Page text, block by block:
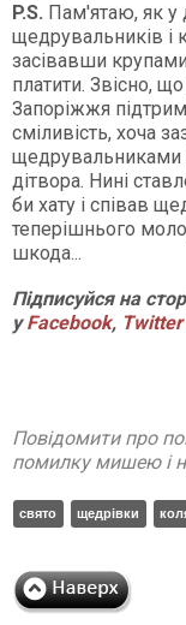
P.S. Пам'ятаю, як у
щедрувальників і
засівавши
платити. Звісно,
Запоріжжя
сміливість, хоча
щедрувальниками
дітвора. Нині
би хату і співав
теперішнього
шкода...
Підписуйся на
уFacebook, Twitter
Повідомити про
помилку мишею і
свято щедрівки